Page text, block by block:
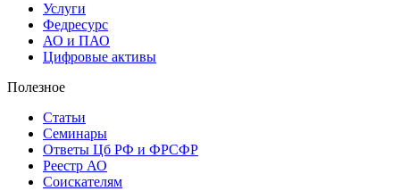
Услуги
Федресурс
АО и ПАО
Цифровые активы
Полезное
Статьи
Cеминары
Ответы Цб РФ и ФРСФР
Реестр АО
Соискателям